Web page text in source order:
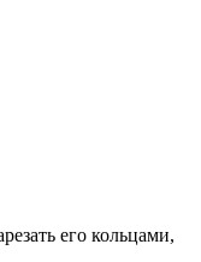
его кольцами,